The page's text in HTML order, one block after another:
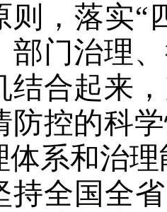
则，落实“
部门治理
结合起来
防控的科
体系和治
持全国全省